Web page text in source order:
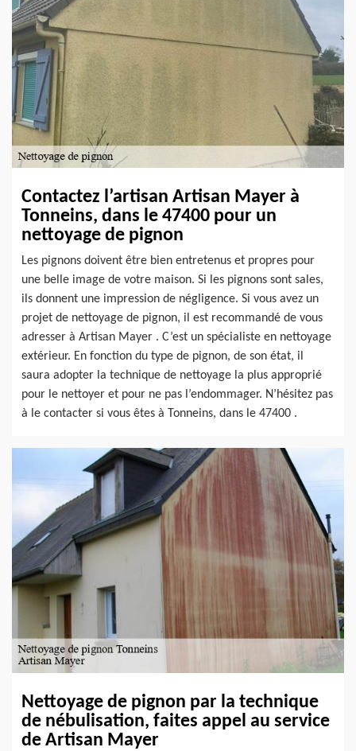
Contactez l’artisan Artisan Mayer à
Tonneins, dans le 47400 pour un
nettoyage de pignon
Les pignons doivent être bien entretenus et propres pour
une belle image de votre maison. Si les pignons sont sales,
ils donnent une impression de négligence. Si vous avez un
projet de nettoyage de pignon, il est recommandé de vous
adresser à Artisan Mayer . C’est un spécialiste en nettoyage
extérieur. En fonction du type de pignon, de son état, il
saura adopter la technique de nettoyage la plus approprié
pour le nettoyer et pour ne pas l’endommager. N’hésitez pas
à le contacter si vous êtes à Tonneins, dans le 47400 .
Nettoyage de pignon par la technique
de nébulisation, faites appel au service
de Artisan Mayer